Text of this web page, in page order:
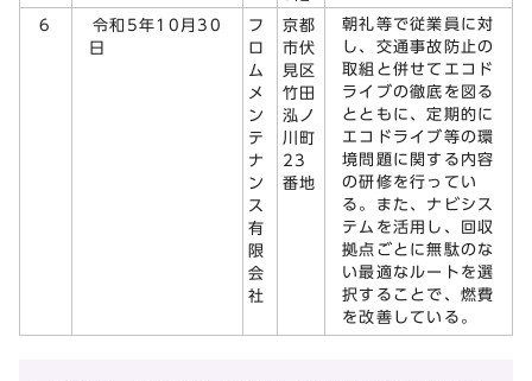
6
令和5年10月30
日
フ
ロ
ム
メ
ン
テ
ナ
ン
ス
有
限
会
社
京都
市伏
見区
竹田
泓ノ
川町
23
番地
朝礼等で従業員に対
し、交通事故防止の
取組と併せてエコド
ライブの徹底を図る
とともに、定期的に
エコドライブ等の環
境問題に関する内容
の研修を行ってい
る。また、ナビシス
テムを活用し、回収
拠点ごとに無駄のな
い最適なルートを選
択することで、燃費
を改善している。